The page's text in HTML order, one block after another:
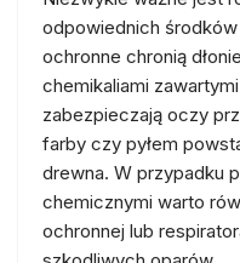
odpowiednich
ochronne chronią
chemikaliami
zabezpieczają oczy
farby czy pyłem
drewna. W przypadku
chemicznymi warto
ochronnej lub